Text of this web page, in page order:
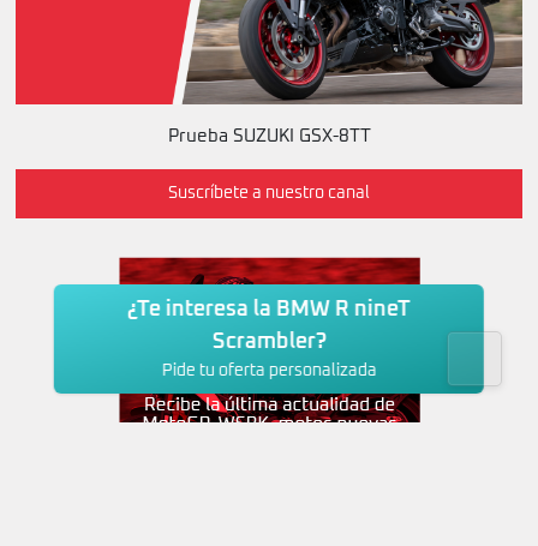
Prueba SUZUKI GSX-8TT
Suscríbete a nuestro canal
¿Te interesa la BMW R nineT
Scrambler?
Pide tu oferta personalizada